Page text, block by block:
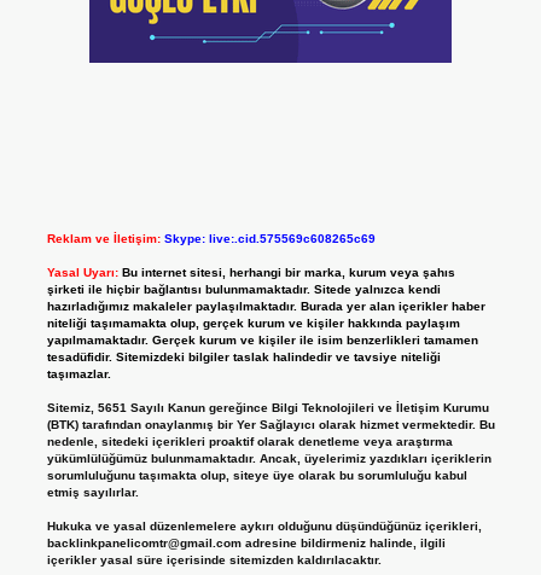
Reklam ve İletişim: Skype: live:.cid.575569c608265c69
Yasal Uyarı: Bu internet sitesi, herhangi bir marka, kurum veya şahıs
şirketi ile hiçbir bağlantısı bulunmamaktadır. Sitede yalnızca kendi
hazırladığımız makaleler paylaşılmaktadır. Burada yer alan içerikler haber
niteliği taşımamakta olup, gerçek kurum ve kişiler hakkında paylaşım
yapılmamaktadır. Gerçek kurum ve kişiler ile isim benzerlikleri tamamen
tesadüfidir. Sitemizdeki bilgiler taslak halindedir ve tavsiye niteliği
taşımazlar.
Sitemiz, 5651 Sayılı Kanun gereğince Bilgi Teknolojileri ve İletişim Kurumu
(BTK) tarafından onaylanmış bir Yer Sağlayıcı olarak hizmet vermektedir. Bu
nedenle, sitedeki içerikleri proaktif olarak denetleme veya araştırma
yükümlülüğümüz bulunmamaktadır. Ancak, üyelerimiz yazdıkları içeriklerin
sorumluluğunu taşımakta olup, siteye üye olarak bu sorumluluğu kabul
etmiş sayılırlar.
Hukuka ve yasal düzenlemelere aykırı olduğunu düşündüğünüz içerikleri,
backlinkpanelicomtr@gmail.comadresine bildirmeniz halinde, ilgili
içerikler yasal süre içerisinde sitemizden kaldırılacaktır.